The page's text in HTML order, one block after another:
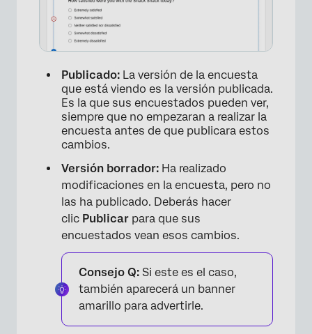
Publicado: La versión de la encuesta
que está viendo es la versión publicada.
Es la que sus encuestados pueden ver,
siempre que no empezaran a realizar la
encuesta antes de que publicara estos
cambios.
Versión borrador: Ha realizado
modificaciones en la encuesta, pero no
las ha publicado. Deberás hacer
clic Publicar para que sus
encuestados vean esos cambios.
Consejo Q: Si este es el caso,
también aparecerá un banner
amarillo para advertirle.